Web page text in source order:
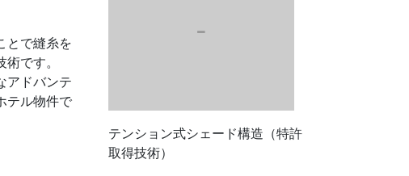
とで縫糸を
です。
アドバンテ
テル物件で
テンション式シェード構造 （特許
取得技術）